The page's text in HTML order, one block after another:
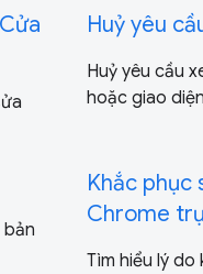
Huỷ yêu
Huỷ yêu cầu
hoặc giao
bản
Khắc phục
Chrome
Tìm hiểu lý